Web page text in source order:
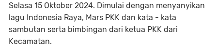
Selasa 15 Oktober 2024. Dimulai dengan menyanyikan
lagu Indonesia Raya, Mars PKK dan kata - kata
sambutan serta bimbingan dari ketua PKK dari
Kecamatan.